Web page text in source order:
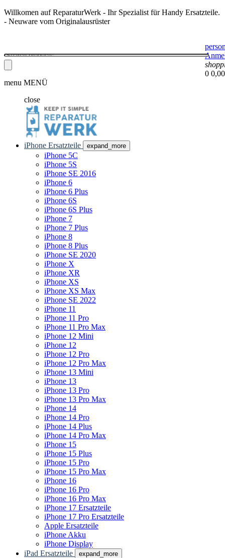
Willkomen auf ReparaturWerk - Ihr Spezialist für Handy Ersatzteile.
- Neuware vom Originalausrüster
0
menu MENÜ
close
iPhone Ersatzteile expand_more
iPhone 5C
iPhone 5S
iPhone SE 2016
iPhone 6
iPhone 6 Plus
iPhone 6S
iPhone 6S Plus
iPhone 7
iPhone 7 Plus
iPhone 8
iPhone 8 Plus
iPhone SE 2020
iPhone X
iPhone XR
iPhone XS
iPhone XS Max
iPhone SE 2022
iPhone 11
iPhone 11 Pro
iPhone 11 Pro Max
iPhone 12 Mini
iPhone 12
iPhone 12 Pro
iPhone 12 Pro Max
iPhone 13 Mini
iPhone 13
iPhone 13 Pro
iPhone 13 Pro Max
iPhone 14
iPhone 14 Pro
iPhone 14 Plus
iPhone 14 Pro Max
iPhone 15
iPhone 15 Plus
iPhone 15 Pro
iPhone 15 Pro Max
iPhone 16
iPhone 16 Pro
iPhone 16 Pro Max
iPhone 17 Ersatzteile
iPhone 17 Pro Ersatzteile
Apple Ersatzteile
iPhone Akku
iPhone Display
iPad Ersatzteile
expand_more